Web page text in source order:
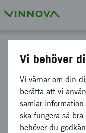
Göra en
En ompekning,
besökaren till en
Vi behöver
Vi värnar om din
berätta att vi
samlar
ska fungera så
behöver du